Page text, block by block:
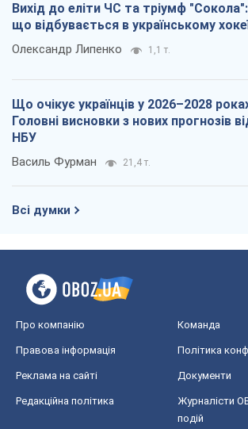
Вихід до еліти ЧС та тріумф "Сокола":
що відбувається в українському
Олександр Липенко 1,1 т.
Що очікує українців у 2026–2028
Головні висновки з нових прогнозів
НБУ
Василь Фурман 21,4 т.
Всі думки
Про компанію Команда
Правова інформація Політика
Реклама на сайті Документи
Редакційна політика
Журналісти
подій